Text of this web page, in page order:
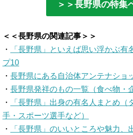
＞＞長野県の特集
＜＜長野県の関連記事＞＞
・
「長野県」といえば思い浮かぶ有
プ10
・ 長野県にある自治体アンテナショ
・ 長野県発祥のもの一覧（食べ物・
・
「長野県」出身の有名人まとめ（
手・スポーツ選手など）
・
「長野県」のいいところや魅力、